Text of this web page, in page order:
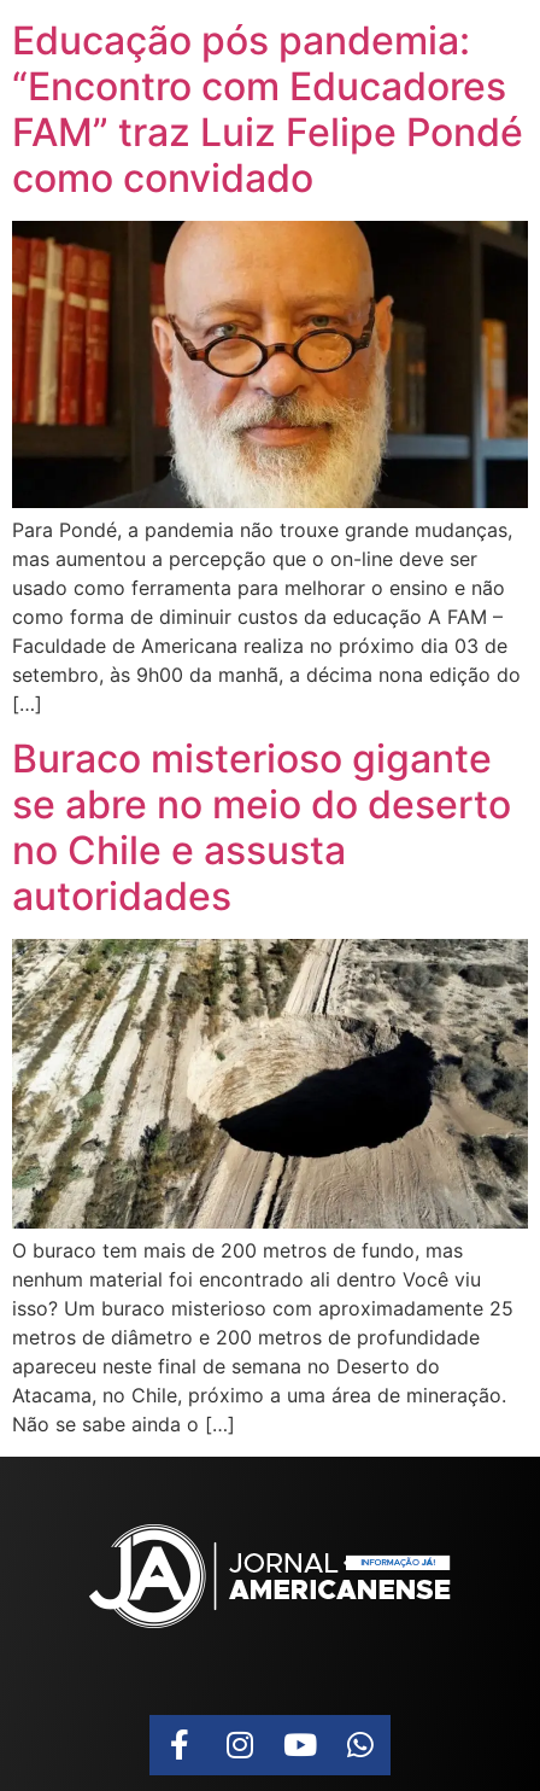
Educação pós pandemia:
“Encontro com Educadores
FAM” traz Luiz Felipe Pondé
como convidado
Para Pondé, a pandemia não trouxe grande mudanças,
mas aumentou a percepção que o on-line deve ser
usado como ferramenta para melhorar o ensino e não
como forma de diminuir custos da educação A FAM –
Faculdade de Americana realiza no próximo dia 03 de
setembro, às 9h00 da manhã, a décima nona edição do
[…]
Buraco misterioso gigante
se abre no meio do deserto
no Chile e assusta
autoridades
O buraco tem mais de 200 metros de fundo, mas
nenhum material foi encontrado ali dentro Você viu
isso? Um buraco misterioso com aproximadamente 25
metros de diâmetro e 200 metros de profundidade
apareceu neste final de semana no Deserto do
Atacama, no Chile, próximo a uma área de mineração.
Não se sabe ainda o […]